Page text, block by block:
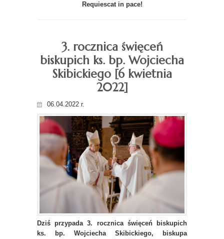
Requiescat in pace!
3. rocznica święceń
biskupich ks. bp. Wojciecha
Skibickiego [6 kwietnia
2022]
06.04.2022 r.
Dziś przypada 3. rocznica święceń biskupich
ks. bp. Wojciecha Skibickiego, biskupa